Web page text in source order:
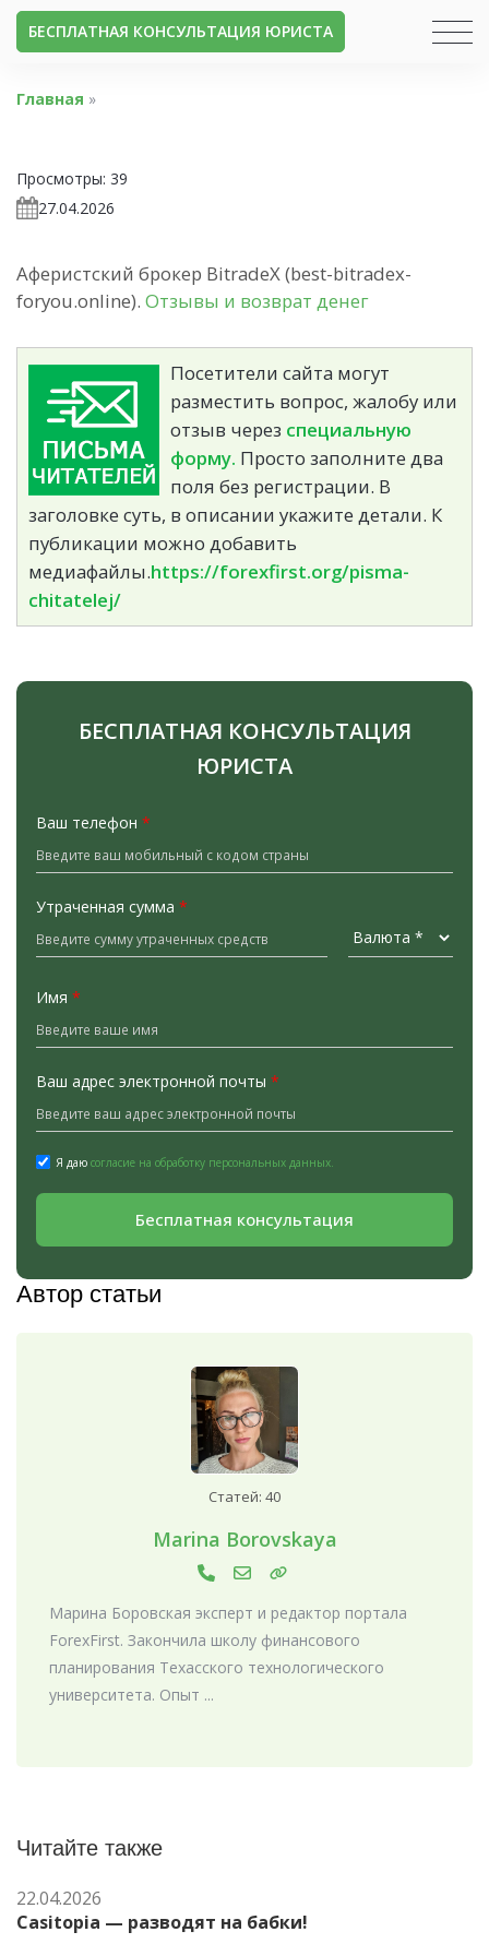
БЕСПЛАТНАЯ КОНСУЛЬТАЦИЯ ЮРИСТА
Главная »
Просмотры: 39
27.04.2026
Аферистский брокер BitradeX (best-bitradex-
foryou.online). Отзывы и возврат денег
Посетители сайта могут
разместить вопрос, жалобу или
отзыв через специальную
форму. Просто заполните два
поля без регистрации. В
заголовке суть, в описании укажите детали. К
публикации можно добавить
медиафайлы.https://forexfirst.org/pisma-
chitatelej/
БЕСПЛАТНАЯ КОНСУЛЬТАЦИЯ
ЮРИСТА
Ваш телефон *
Утраченная сумма *
Имя *
Ваш адрес электронной почты *
Я даю согласие на обработку персональных данных.
Бесплатная консультация
Автор статьи
Статей: 40
Marina Borovskaya
Марина Боровская эксперт и редактор портала
ForexFirst. Закончила школу финансового
планирования Техасского технологического
университета. Опыт ...
Читайте также
22.04.2026
Casitopia — разводят на бабки!